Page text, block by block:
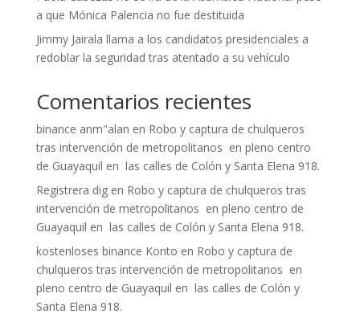
a que Mónica Palencia no fue destituida
Jimmy Jairala llama a los candidatos presidenciales a
redoblar la seguridad tras atentado a su vehículo
Comentarios recientes
binance anm"alan en Robo y captura de chulqueros
tras intervención de metropolitanos en pleno centro
de Guayaquil en las calles de Colón y Santa Elena 918.
Registrera digen Robo y captura de chulqueros tras
intervención de metropolitanos en pleno centro de
Guayaquil en las calles de Colón y Santa Elena 918.
kostenloses binance Konto en Robo y captura de
chulqueros tras intervención de metropolitanos en
pleno centro de Guayaquil en las calles de Colón y
Santa Elena 918.